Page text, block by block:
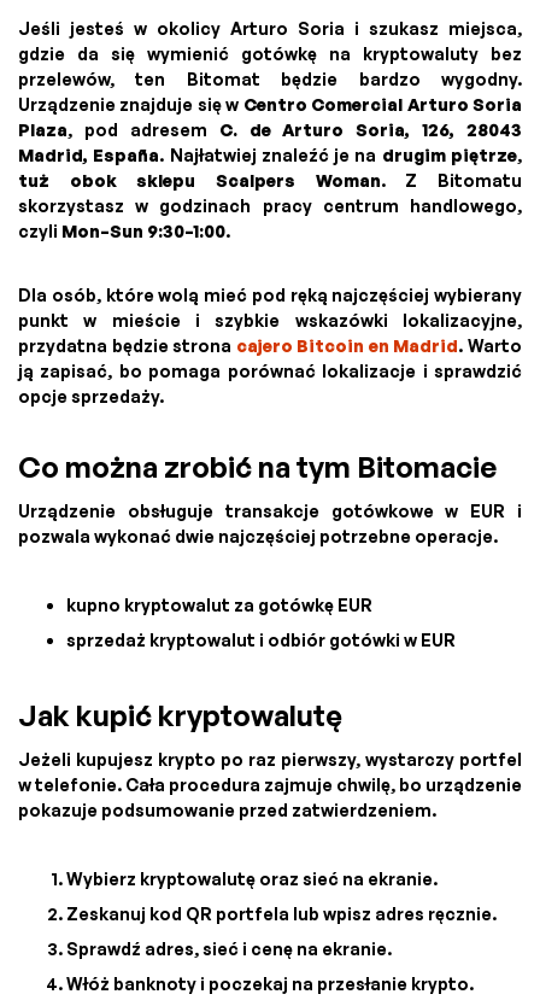
Jeśli jesteś w okolicy Arturo Soria i szukasz miejsca,
gdzie da się wymienić gotówkę na kryptowaluty bez
przelewów, ten Bitomat będzie bardzo wygodny.
Urządzenie znajduje się w Centro Comercial Arturo Soria
Plaza, pod adresem C. de Arturo Soria, 126, 28043
Madrid, España. Najłatwiej znaleźć je na drugim piętrze,
tuż obok sklepu Scalpers Woman. Z Bitomatu
skorzystasz w godzinach pracy centrum handlowego,
czyli Mon–Sun 9:30–1:00.
Dla osób, które wolą mieć pod ręką najczęściej wybierany
punkt w mieście i szybkie wskazówki lokalizacyjne,
przydatna będzie strona cajero Bitcoin en Madrid. Warto
ją zapisać, bo pomaga porównać lokalizacje i sprawdzić
opcje sprzedaży.
Co można zrobić na tym Bitomacie
Urządzenie obsługuje transakcje gotówkowe w EUR i
pozwala wykonać dwie najczęściej potrzebne operacje.
kupno kryptowalut za gotówkę EUR
sprzedaż kryptowalut i odbiór gotówki w EUR
Jak kupić kryptowalutę
Jeżeli kupujesz krypto po raz pierwszy, wystarczy portfel
w telefonie. Cała procedura zajmuje chwilę, bo urządzenie
pokazuje podsumowanie przed zatwierdzeniem.
Wybierz kryptowalutę oraz sieć na ekranie.
Zeskanuj kod QR portfela lub wpisz adres ręcznie.
Sprawdź adres, sieć i cenę na ekranie.
Włóż banknoty i poczekaj na przesłanie krypto.